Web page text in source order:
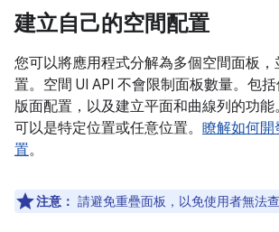
建立自己的空間配置
您可以將應用程式分解為多個空間面板
置。空間 UI API 不會限制面板數量。包
版面配置，以及建立平面和曲線列的功
可以是特定位置或任意位置。 瞭解如何開
置。
注意： 請避免重疊面板，以免使用者無法查